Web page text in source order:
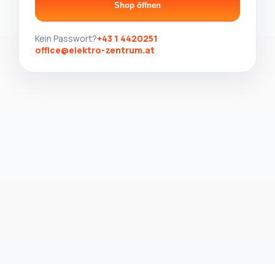
Shop öffnen
Kein Passwort?+43 1 4420251
office@elektro-zentrum.at